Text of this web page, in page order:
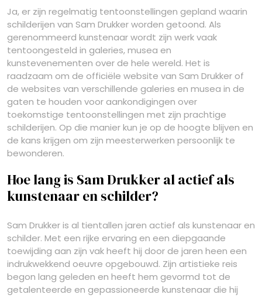
Ja, er zijn regelmatig tentoonstellingen gepland waarin
schilderijen van Sam Drukker worden getoond. Als
gerenommeerd kunstenaar wordt zijn werk vaak
tentoongesteld in galeries, musea en
kunstevenementen over de hele wereld. Het is
raadzaam om de officiële website van Sam Drukker of
de websites van verschillende galeries en musea in de
gaten te houden voor aankondigingen over
toekomstige tentoonstellingen met zijn prachtige
schilderijen. Op die manier kun je op de hoogte blijven en
de kans krijgen om zijn meesterwerken persoonlijk te
bewonderen.
Hoe lang is Sam Drukker al actief als
kunstenaar en schilder?
Sam Drukker is al tientallen jaren actief als kunstenaar en
schilder. Met een rijke ervaring en een diepgaande
toewijding aan zijn vak heeft hij door de jaren heen een
indrukwekkend oeuvre opgebouwd. Zijn artistieke reis
begon lang geleden en heeft hem gevormd tot de
getalenteerde en gepassioneerde kunstenaar die hij